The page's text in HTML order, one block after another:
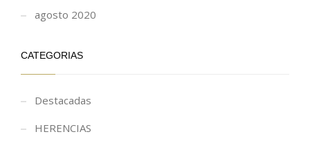
agosto 2020
CATEGORIAS
Destacadas
HERENCIAS